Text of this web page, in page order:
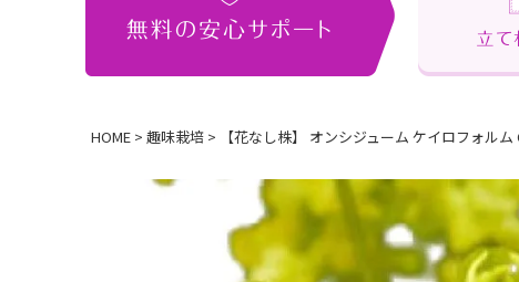
HOME 趣味栽培 【花なし株】 オンシジューム ケイロフォル